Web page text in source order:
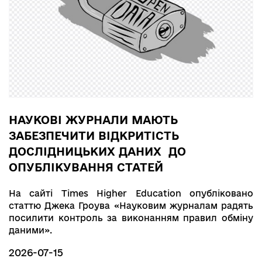
НАУКОВІ ЖУРНАЛИ МАЮТЬ
ЗАБЕЗПЕЧИТИ ВІДКРИТІСТЬ
ДОСЛІДНИЦЬКИХ ДАНИХ ДО
ОПУБЛІКУВАННЯ СТАТЕЙ
На сайті Times Higher Education опубліковано
статтю Джека Гроува «Науковим журналам радять
посилити контроль за виконанням правил обміну
даними».
2026-07-15